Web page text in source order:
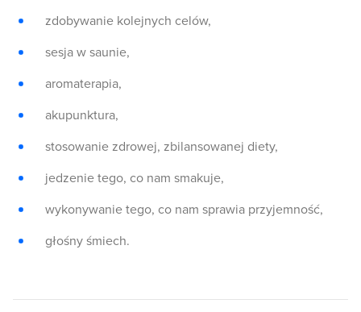
zdobywanie kolejnych celów,
sesja w saunie,
aromaterapia,
akupunktura,
stosowanie zdrowej, zbilansowanej diety,
jedzenie tego, co nam smakuje,
wykonywanie tego, co nam sprawia przyjemność,
głośny śmiech.